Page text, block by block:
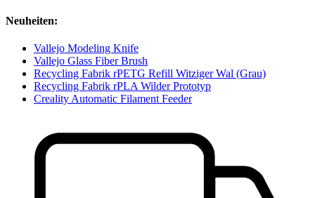
Neuheiten:
Vallejo Modeling Knife
Vallejo Glass Fiber Brush
Recycling Fabrik rPETG Refill Witziger Wal (Grau)
Recycling Fabrik rPLA Wilder Prototyp
Creality Automatic Filament Feeder